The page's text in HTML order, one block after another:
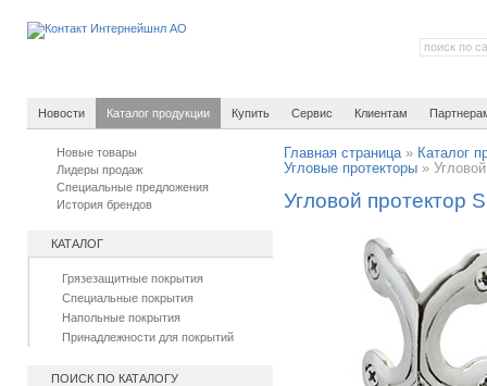
Новости Каталог продукции Купить Сервис Клиентам
Новые товары
Лидеры продаж
Специальные предложения
История брендов
КАТАЛОГ
Грязезащитные покрытия
Специальные покрытия
Напольные покрытия
Принадлежности для покрытий
ПОИСК ПО КАТАЛОГУ
Главная страница» Каталог
Угловые протекторы »
Угловой протектор